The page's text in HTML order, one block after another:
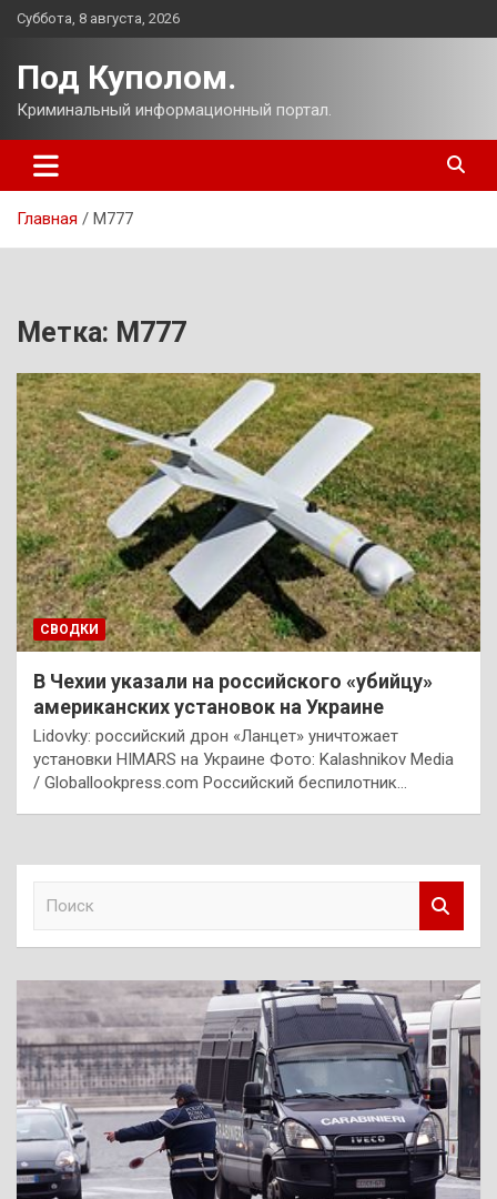
Перейти
Суббота, 8 августа, 2026
Под Куполом.
Криминальный информационный портал.
Главная М777
Метка: М777
СВОДКИ
В Чехии указали на российского «убийцу»
американских установок на Украине
Lidovky: российский дрон «Ланцет» уничтожает
установки HIMARS на Украине Фото: Kalashnikov Media
/ Globallookpress.com Российский беспилотник…
к